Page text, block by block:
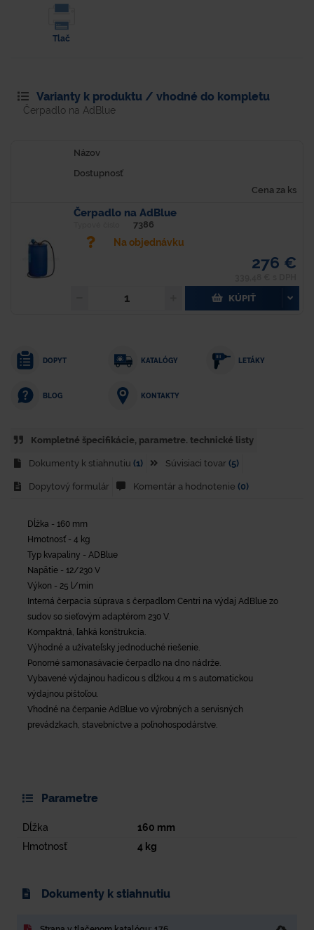
Tlač
Varianty k produktu / vhodné do kompletu
Čerpadlo na AdBlue
Názov
Dostupnosť
Cena za ks
Čerpadlo na AdBlue
7386
Na objednávku
276 €
KÚPIŤ
DOPYT KATALÓGY LETÁKY
BLOG KONTAKTY
Kompletné špecifikácie, parametre. technické listy
Dokumenty k stiahnutiu (1) Súvisiaci tovar (5)
Dopytový formulár Komentár a hodnotenie (0)
Dĺžka - 160 mm
Hmotnosť - 4 kg
Typ kvapaliny - ADBlue
Napätie - 12/230 V
Výkon - 25 l/min
Interná čerpacia súprava s čerpadlom Centri na výdaj AdBlue zo
sudov so sieťovým adaptérom 230 V.
Kompaktná, ľahká konštrukcia.
Výhodné a užívateľsky jednoduché riešenie.
Ponorné samonasávacie čerpadlo na dno nádrže.
Vybavené výdajnou hadicou s dĺžkou 4 m s automatickou
výdajnou pištoľou.
Vhodné na čerpanie AdBlue vo výrobných a servisných
prevádzkach, stavebníctve a poľnohospodárstve.
Parametre
Dĺžka 160 mm
Hmotnosť
4kg
Dokumenty k stiahnutiu